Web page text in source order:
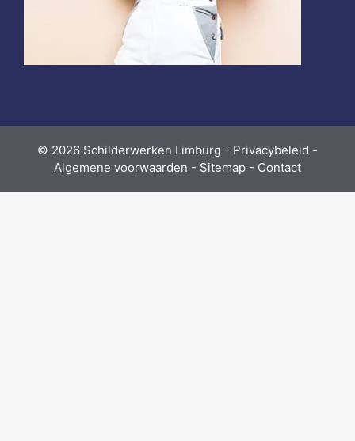
© 2026 Schilderwerken Limburg - Privacybeleid -
Algemene voorwaarden - Sitemap - Contact